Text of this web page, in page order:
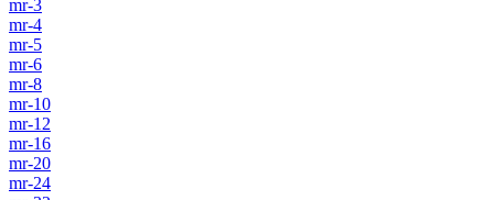
mr-3
mr-4
mr-5
mr-6
mr-8
mr-10
mr-12
mr-16
mr-20
mr-24